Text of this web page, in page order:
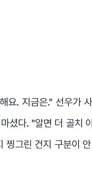
요. 지금은." 선우가
셨다. "알면 더 골치
찡그린 건지 구분이